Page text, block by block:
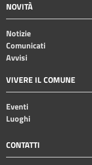
NOVITÀ
Notizie
Comunicati
Avvisi
VIVERE IL COMUNE
Eventi
Luoghi
CONTATTI